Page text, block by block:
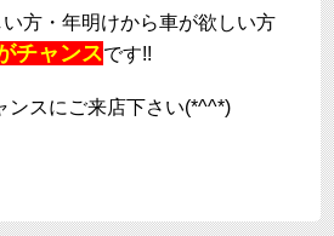
方・年明けから車が欲しい方
チャンスです!!
ンスにご来店下さい(*^^*)